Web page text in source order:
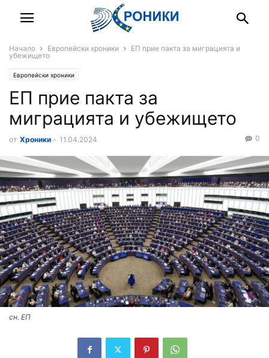
Начало Европейски хроники
ЕП прие пакта за миграцията и
убежището
Европейски хроники
ЕП прие пакта за
миграцията и убежището
от Хроники - 11.04.2024 0
сн. ЕП